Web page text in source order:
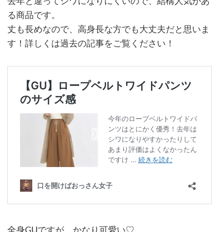
る商品です。
丈も長めなので、高身長な方でも大丈夫だと思いま
す！詳しくは過去の記事をご覧ください！